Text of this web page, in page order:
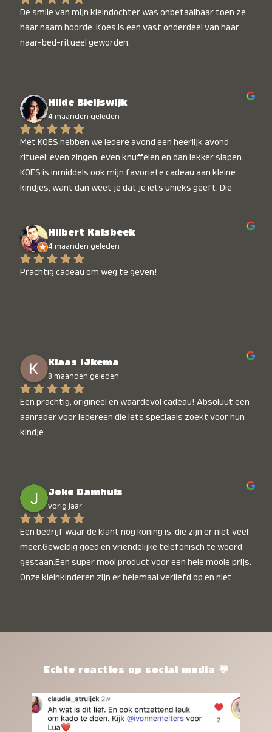
De smile van mijn kleindochter was onbetaalbaar toen ze
haar naam hoorde. Koes is een vast onderdeel van haar
naar-bed-ritueel geworden.
Hilde Bleijswijk
4 maanden geleden
Met KOES hebben we iedere avond een heerlijk avond
ritueel: even zingen, even knuffelen en dan lekker slapen.
KOES is inmiddels ook mijn favoriete cadeau aan kleine
kindjes, want dan weet je dat je iets unieks geeft. Die
Hilbert Kalsbeek
4 maanden geleden
Prachtig cadeau om weg te geven!
Klaas IJkema
8 maanden geleden
Een prachtig, origineel en waardevol cadeau! Absoluut een
aanrader voor iedereen die iets speciaals zoekt voor hun
kindje
Joke Damhuis
vorig jaar
Een bedrijf waar de klant nog koning is, die zijn er niet veel
meer.Geweldig goed en vriendelijke telefonisch te woord
gestaan.Een super mooi product voor een hele mooie prijs.
Onze kleinkinderen zijn er helemaal verliefd op en niet
het waard.Echte reacties op social media 💬